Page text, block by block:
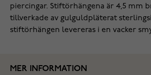
piercingar. Stiftörhängena är 4,5 mm
tillverkade av gulguldpläterat
stiftörhängen levereras i en vacker
MER INFORMATION